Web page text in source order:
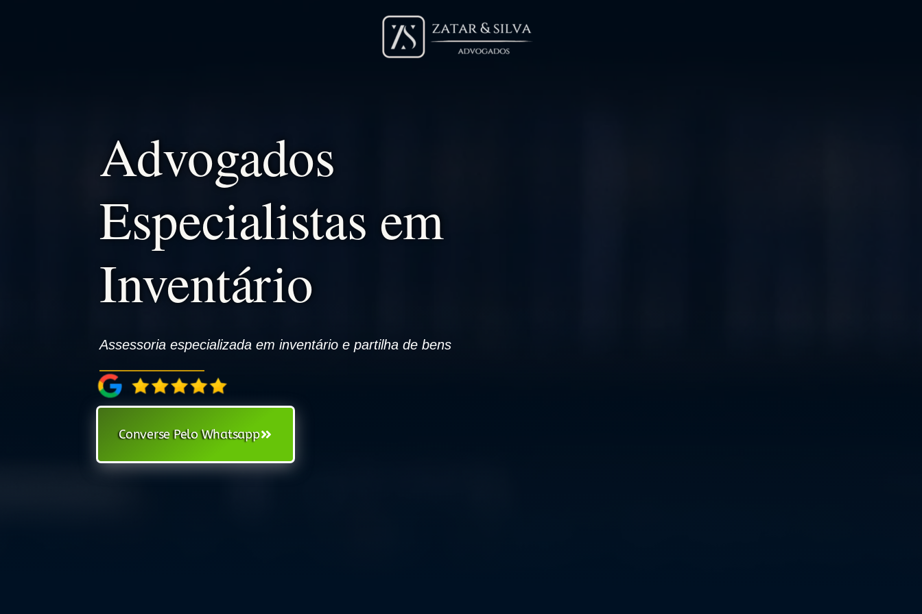
Advogados
Especialistas em
Inventário
Assessoria especializada em inventário e partilha de bens
Converse Pelo Whatsapp